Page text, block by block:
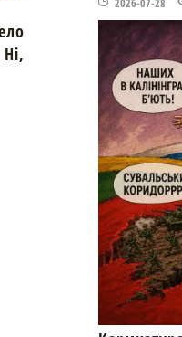
2026-07-28